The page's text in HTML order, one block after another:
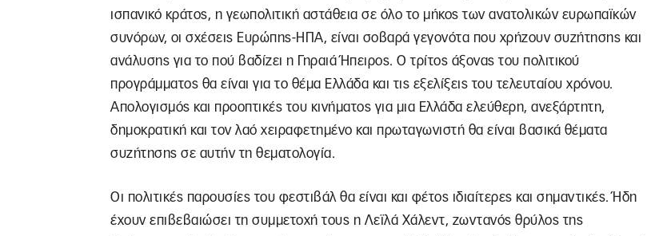
ισπανικό κράτος, η γεωπολιτική αστάθεια σε όλο το μήκος των ανατολικών ευρωπαϊκών
συνόρων, οι σχέσεις Ευρώπης-ΗΠΑ, είναι σοβαρά γεγονότα που χρήζουν συζήτησης και
ανάλυσης για το πού βαδίζει η Γηραιά Ήπειρος. Ο τρίτος άξονας του πολιτικού
προγράμματος θα είναι για το θέμα Ελλάδα και τις εξελίξεις του τελευταίου χρόνου.
Απολογισμός και προοπτικές του κινήματος για μια Ελλάδα ελεύθερη, ανεξάρτητη,
δημοκρατική και τον λαό χειραφετημένο και πρωταγωνιστή θα είναι βασικά θέματα
συζήτησης σε αυτήν τη θεματολογία.
Οι πολιτικές παρουσίες του φεστιβάλ θα είναι και φέτος ιδιαίτερες και σημαντικές. Ήδη
έχουν επιβεβαιώσει τη συμμετοχή τους η Λεϊλά Χάλεντ, ζωντανός θρύλος της